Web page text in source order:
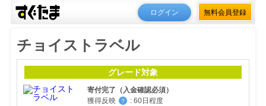
ログイン 無料会員登録
チョイストラベル
グレード対象
寄付完了（入金確認必須）
獲得反映
？ : 60日程度